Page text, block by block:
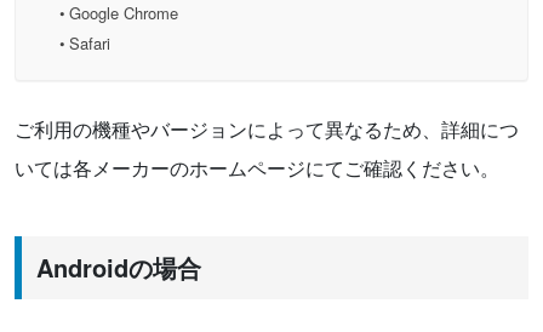
Google Chrome
Safari
ご利用の機種やバージョンによって異なるため、詳細につ
いては各メーカーのホームページにてご確認ください。
Androidの場合